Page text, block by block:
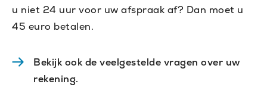
u niet 24 uur voor uw afspraak af? Dan moet u
45 euro betalen.
Bekijk ook de veelgestelde vragen over uw
rekening.